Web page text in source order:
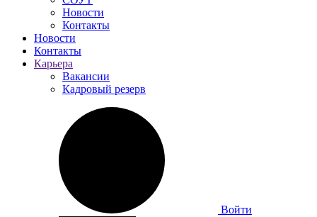
Новости
Контакты
Новости
Контакты
Карьера
Вакансии
Кадровый резерв
Войти